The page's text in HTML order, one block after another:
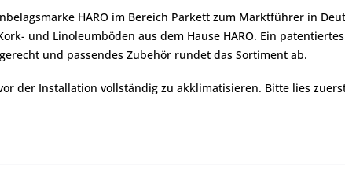
HARO im Bereich Parkett zum Marktführer in
und Linoleumböden aus dem Hause HARO. Ein
und passendes Zubehör rundet das Sortiment ab.
der Installation vollständig zu akklimatisieren. Bitte lies